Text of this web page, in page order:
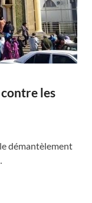
les
démantèlement